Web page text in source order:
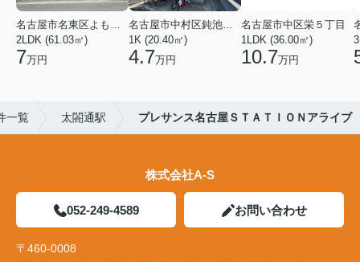
名古屋市名東区よもぎ台２丁目
2LDK (61.03㎡)
7万円
名古屋市中村区鈍池町２丁目
1K (20.40㎡)
4.7万円
名古屋市中区栄５丁目
1LDK (36.00㎡)
10.7万円
一覧 太閤通駅 プレサンス名古屋ＳＴＡＴＩＯＮアライブ
株式会社A-S
052-249-4589 お問い合わせ
〒460-0008